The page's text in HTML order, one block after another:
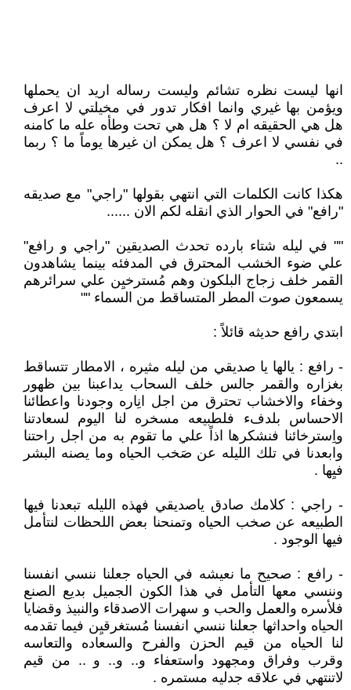
انها ليست نظره تشائم وليست رساله اريد ان يحملها
ويؤمن بها غيري وانما افكار تدور في مخيلتي لا اعرف
هل هي الحقيقه ام لا ؟ هل هي تحت وطأه عله ما كامنه
في نفسي لا اعرف ؟ هل يمكن ان غيرها يوماً ما ؟ ربما
..
هكذا كانت الكلمات التي انتهي بقولها "راجي" مع صديقه
"رافع" في الحوار الذي انقله لكم الان ......
"" في ليله شتاء بارده تحدث الصديقين "راجي و رافع"
علي ضوء الخشب المحترق في المدفئه بينما يشاهدون
القمر خلف زجاج البلكون وهم مُسترخيِن علي سرائرهم
يسمعون صوت المطر المتساقط من السماء ""
ابتدي رافع حديثه قائلاً :
- رافع : يالها يا صديقي من ليله مثيره ، الامطار تتساقط
بغزاره والقمر جالس خلف السحاب يداعبنا بين ظهور
وخفاء والاخشاب تحترق من اجل انِاره وجودنا واعطائنا
الاحساس بلدفء فلطبيعه مسخره لنا اليوم لسعادتنا
واِسترخائنا فنشكرها اذاً علي ما تقوم به من اجل راحتنا
وابعدنا في تلك الليله عن صَخب الحياه وما يصنه البشر
فيِها .
- راجي : كلامك صادق ياصديقي فهذه الليله تبعدنا فيها
الطبيعه عن صخب الحياه وتمنحنا بعض اللحظات لنتأمل
فيها الوجود .
- رافع : صحيح ما نعيشه في الحياه جعلنا ننسي انفسنا
وننسي معها التأمل في هذا الكون الجميل بديع الصنع
فلأسره والعمل والحب و سهرات الاصدقاء والنبيذ وقضايا
الحياه واحداثها جعلنا ننسي انفسنا مُستغرقيِن فيما تقدمه
لنا الحياه من قيم الحزن والفرح والسعاده والتعاسه
وقرب وفراق ومجهود واستعفاء و.. و.. و .. من قيم
لاتنتهي في علاقه جدليه مستمره .